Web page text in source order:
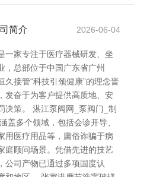
简介 2026-06-04
一家专注于医疗器械研发、坐
，总部位于中国广东省广州
久接管“科技引颈健康”的理念晋
发奋于为客户提供高质地、安
决策。 湛江泵阀网_泵阀门_制
盖多个领域，包括会诊开导、
用医疗用品等，庸俗诈骗于病
庭顾问场景。凭借先进的技艺
公司产物已通过多项国度认